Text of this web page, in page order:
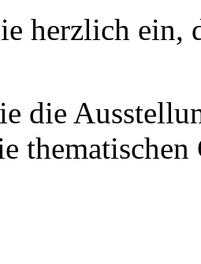
herzlich ein,
die